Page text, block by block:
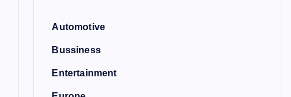
Automotive
Bussiness
Entertainment